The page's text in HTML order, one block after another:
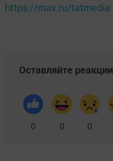
https://max.ru/tatmedia
Оставляйте реакции
0 0 0